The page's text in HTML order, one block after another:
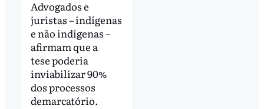
Advogados e
juristas – indígenas
e não indígenas –
afirmam que a
tese poderia
inviabilizar 90%
dos processos
demarcatório.